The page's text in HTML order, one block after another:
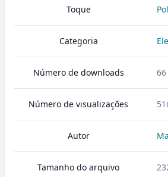
Toque
Categoria
Número de downloads 66
Número de visualizações
Autor
Tamanho do arquivo